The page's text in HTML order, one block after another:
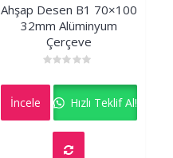
Ahşap Desen B1 70×100
32mm Alüminyum
Çerçeve
0
İncele Hızlı Teklif Al!